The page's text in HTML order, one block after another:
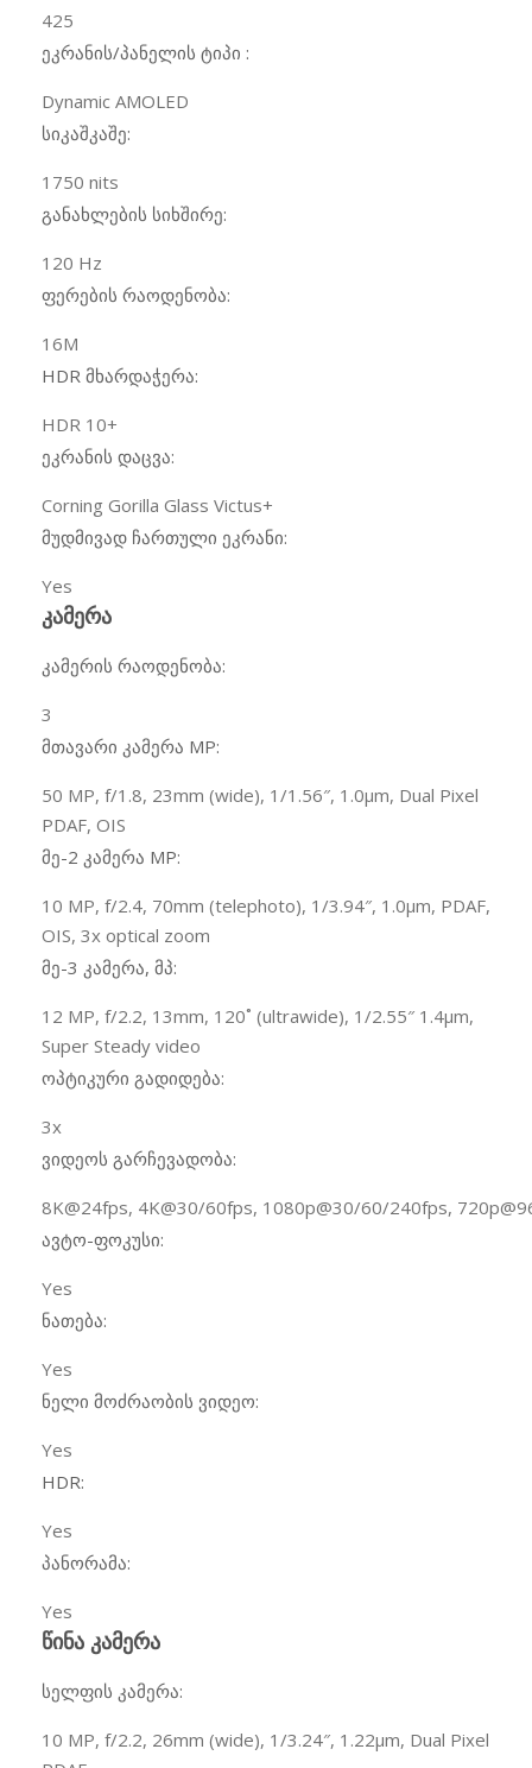
425
ეკრანის/პანელის ტიპი :
Dynamic AMOLED
სიკაშკაშე:
1750 nits
განახლების სიხშირე:
120 Hz
ფერების რაოდენობა:
16M
HDR მხარდაჭერა:
HDR 10+
ეკრანის დაცვა:
Corning Gorilla Glass Victus+
მუდმივად ჩართული ეკრანი:
Yes
კამერა
კამერის რაოდენობა:
3
მთავარი კამერა MP:
50 MP, f/1.8, 23mm (wide), 1/1.56″, 1.0µm, Dual Pixel
PDAF, OIS
მე-2 კამერა MP:
10 MP, f/2.4, 70mm (telephoto), 1/3.94″, 1.0µm, PDAF,
OIS, 3x optical zoom
მე-3 კამერა, მპ:
12 MP, f/2.2, 13mm, 120˚ (ultrawide), 1/2.55″ 1.4µm,
Super Steady video
ოპტიკური გადიდება:
3x
ვიდეოს გარჩევადობა:
8K@24fps, 4K@30/60fps, 1080p@30/60/240fps,
ავტო-ფოკუსი:
Yes
ნათება:
Yes
ნელი მოძრაობის ვიდეო:
Yes
HDR:
Yes
პანორამა:
Yes
წინა კამერა
სელფის კამერა:
10 MP, f/2.2, 26mm (wide), 1/3.24″, 1.22µm, Dual Pixel